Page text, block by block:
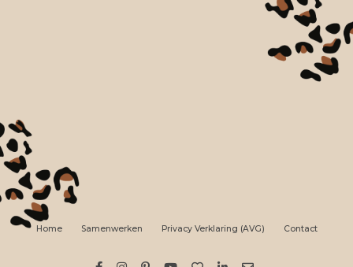
Home Samenwerken Privacy Verklaring (AVG) Contact